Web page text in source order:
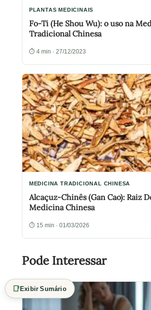
PLANTAS MEDICINAIS
Fo-Ti (He Shou Wu): o uso na
Tradicional Chinesa
⏱ 4 min · 27/12/2023
MEDICINA TRADICIONAL CHINESA
Alcaçuz-Chinês (Gan Cao): Raiz
Medicina Chinesa
⏱ 15 min · 01/03/2026
Pode Interessar
📑Exibir Sumário